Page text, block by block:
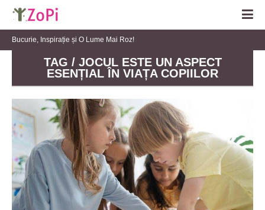
Bucurie, Inspirație și O Lume Mai Roz!
TAG / JOCUL ESTE UN ASPECT
ESENȚIAL ÎN VIAȚA COPIILOR